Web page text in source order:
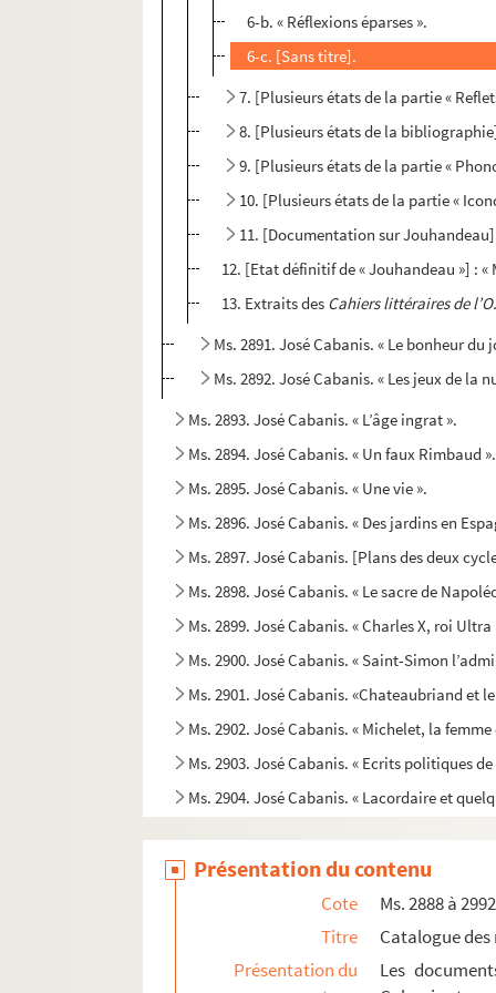
6-b. « Réflexions éparses ».
6-c. [Sans titre].
7. [Plusieurs états de la partie «
8. [Plusieurs états de la
9. [Plusieurs états de la partie «
10. [Plusieurs états de la partie «
11. [Documentation sur
12. [Etat définitif de « Jouhandeau »] :
13. Extraits des Cahiers littéraires de
Ms. 2891. José Cabanis. « Le bonheur du
Ms. 2892. José Cabanis. « Les jeux de la
Ms. 2893. José Cabanis. « L’âge ingrat ».
Ms. 2894. José Cabanis. « Un faux Rimbaud ».
Ms. 2895. José Cabanis. « Une vie ».
Ms. 2896. José Cabanis. « Des jardins en
Ms. 2897. José Cabanis. [Plans des deux
Ms. 2898. José Cabanis. « Le sacre de
Ms. 2899. José Cabanis. « Charles X, roi Ultra
Ms. 2900. José Cabanis. « Saint-Simon
Ms. 2901. José Cabanis. «Chateaubriand et
Ms. 2902. José Cabanis. « Michelet, la
Ms. 2903. José Cabanis. « Ecrits politiques
Ms. 2904. José Cabanis. « Lacordaire et
Ms. 2906. José Cabanis. « Le Musée
Ms. 2907. José Cabanis. « Saint-Simon
Ms. 2908. José Cabanis. « Pour Sainte-Beuve
Ms. 2909. José Cabanis. Article sur son
Présentation du contenu
Cote
Ms. 2888 à 2992
Titre
Catalogue
Présentation du
Les